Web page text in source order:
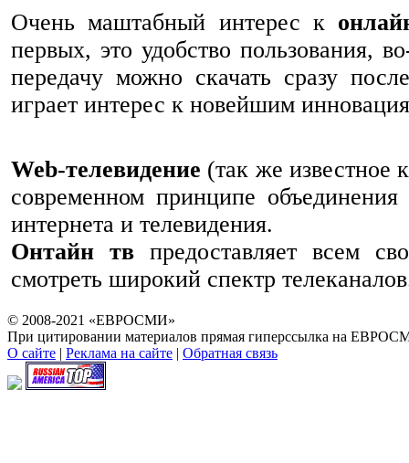
Очень маштабный интерес к
первых, это удобство пользования,
передачу можно скачать сразу
играет интерес к новейшим
Web-телевидение (так же известное
современном принципе
интернета и телевидения.
Онтайн тв предоставляет всем
смотреть широкий спектр
© 2008-2021 «ЕВРОСМИ»
При цитировании материалов прямая гиперссылка на
О сайте | Реклама на сайте | Обратная связь